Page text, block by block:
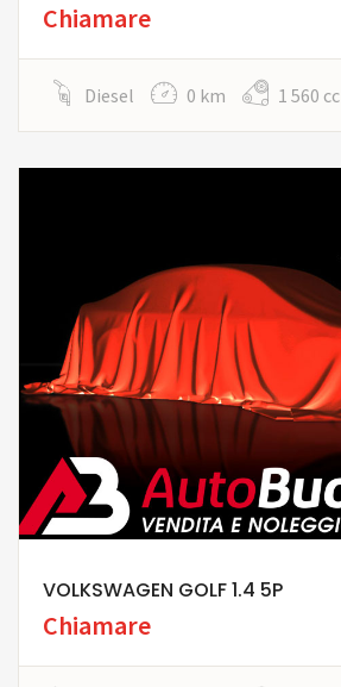
Chiamare
Diesel 0 km 1 560 cc
VOLKSWAGEN GOLF 1.4 5P
Chiamare